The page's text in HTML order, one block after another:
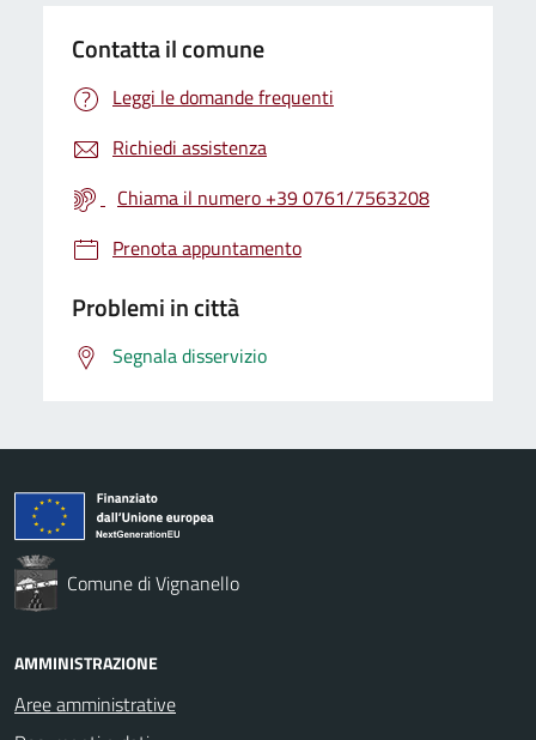
Contatta il comune
Leggi le domande frequenti
Richiedi assistenza
Chiama il numero +39 0761/7563208
Prenota appuntamento
Problemi in città
Segnala disservizio
Comune di Vignanello
AMMINISTRAZIONE
Aree amministrative